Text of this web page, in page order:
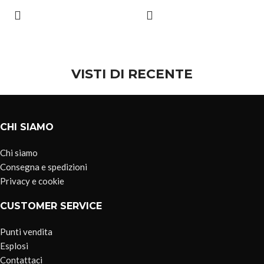
VISTI DI RECENTE
CHI SIAMO
Chi siamo
Consegna e spedizioni
Privacy e cookie
CUSTOMER SERVICE
Punti vendita
Esplosi
Contattaci